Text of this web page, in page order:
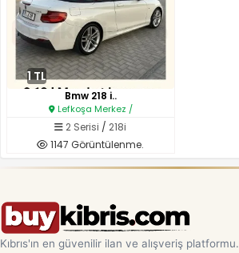
1 TL
Bmw 218 i..
Lefkoşa Merkez /
2 Serisi / 218i
1147 Görüntülenme.
Kıbrıs'ın en güvenilir ilan ve alışveriş platformu.